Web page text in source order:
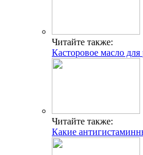
Читайте также:
Касторовое масло
Читайте также:
Какие